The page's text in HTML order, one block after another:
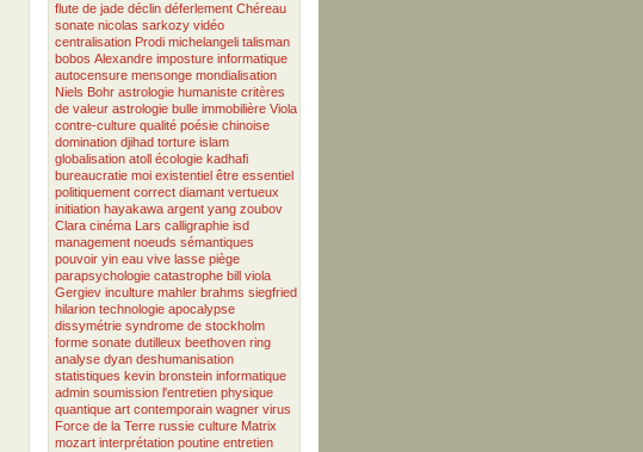
flute de jade déclin déferlement Chéreau
sonate nicolas sarkozy vidéo
centralisation Prodi michelangeli talisman
bobos Alexandre imposture informatique
autocensure mensonge mondialisation
Niels Bohr astrologie humaniste critères
de valeur astrologie bulle immobilière Viola
contre-culture qualité poésie chinoise
domination djihad torture islam
globalisation atoll écologie kadhafi
bureaucratie moi existentiel être essentiel
politiquement correct diamant vertueux
initiation hayakawa argent yang zoubov
Clara cinéma Lars calligraphie isd
management noeuds sémantiques
pouvoir yin eau vive lasse piège
parapsychologie catastrophe bill viola
Gergiev inculture mahler brahms siegfried
hilarion technologie apocalypse
dissymétrie syndrome de stockholm
forme sonate dutilleux beethoven ring
analyse dyan deshumanisation
statistiques kevin bronstein informatique
admin soumission l'entretien physique
quantique art contemporain wagner virus
Force de la Terre russie culture Matrix
mozart interprétation poutine entretien